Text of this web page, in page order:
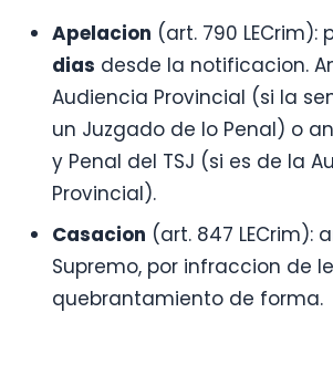
Apelacion (art. 790 LECrim):
dias desde la notificacion.
Audiencia Provincial (si la
un Juzgado de lo Penal) o
y Penal del TSJ (si es de la
Provincial).
Casacion (art. 847 LECrim):
Supremo, por infraccion de
quebrantamiento de forma.